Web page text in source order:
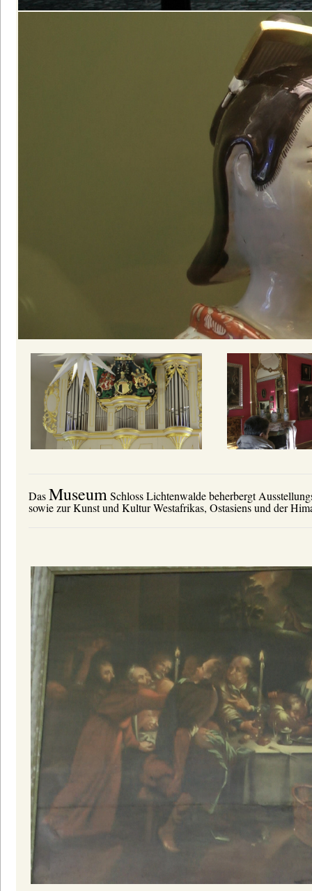
DasMuseumSchloss Lichtenwalde beherbergt
sowie zur Kunst und Kultur Westafrikas, Ostasiens und der